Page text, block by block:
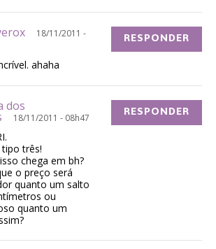
18/11/2011 -
ahaha
RESPONDER
dos
18/11/2011 - 08h47
três!
chega em bh?
o preço será
quanto um salto
ou
quanto um
RESPONDER